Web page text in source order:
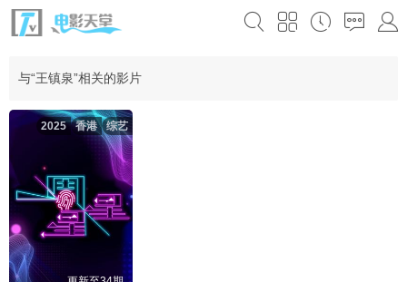
与“王镇泉”相关的影片
综艺
香港
2025